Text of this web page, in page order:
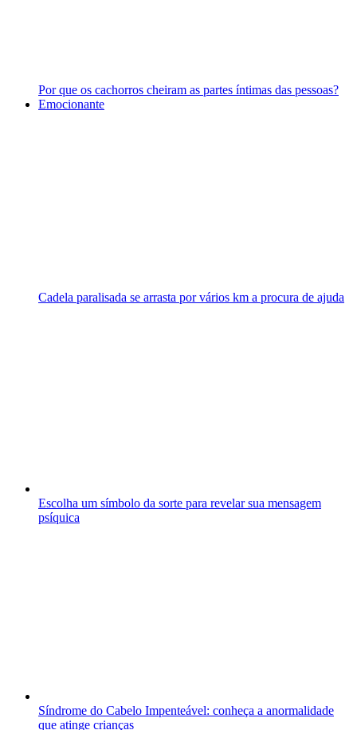
Por que os cachorros cheiram as partes íntimas das pessoas?
Emocionante
Cadela paralisada se arrasta por vários km a procura de ajuda
Escolha um símbolo da sorte para revelar sua mensagem
psíquica
Síndrome do Cabelo Impenteável: conheça a anormalidade
que atinge crianças